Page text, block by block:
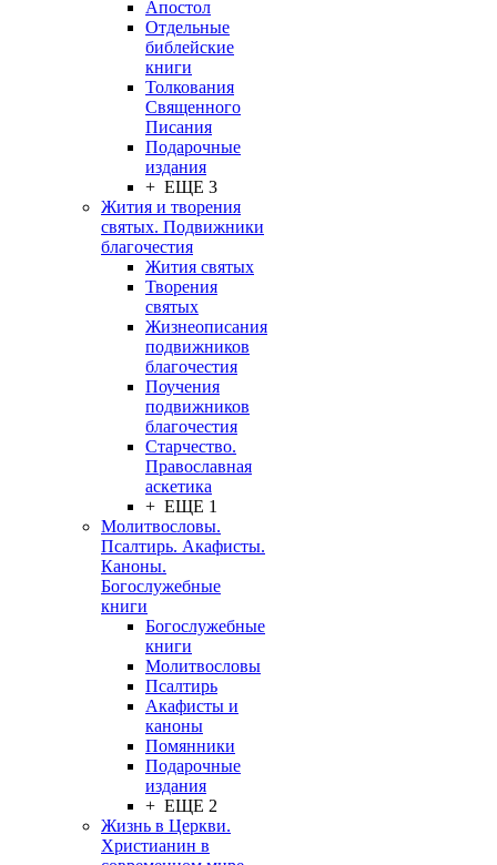
Апостол
Отдельные
библейские
книги
Толкования
Священного
Писания
Подарочные
издания
+ ЕЩЕ 3
Жития и творения
святых. Подвижники
благочестия
Жития святых
Творения
святых
Жизнеописания
подвижников
благочестия
Поучения
подвижников
благочестия
Старчество.
Православная
аскетика
+ ЕЩЕ 1
Молитвословы.
Псалтирь. Акафисты.
Каноны.
Богослужебные
книги
Богослужебные
книги
Молитвословы
Псалтирь
Акафисты и
каноны
Помянники
Подарочные
издания
+ ЕЩЕ 2
Жизнь в Церкви.
Христианин в